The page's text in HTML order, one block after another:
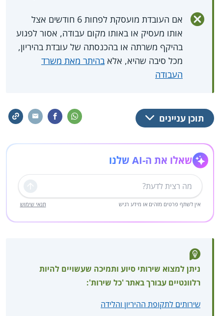
אם העובדת מועסקת לפחות 6 חודשים אצל
אותו מעסיק או באותו מקום עבודה, אסור לפגוע
בהיקף משרתה או בהכנסתה של עובדת בהיריון,
מכל סיבה שהיא, אלא בהיתר מאת משרד
העבודה
תוכן עניינים
שאלו את ה-AI שלנו
שליחה
אין לשתף פרטים מזהים או מידע רגיש תנאי שימוש
ניתן למצוא שירותי סיוע ותמיכה שעשויים להיות
רלוונטיים עבורך באתר 'כל שירות':
שירותים לתקופת ההיריון והלידה